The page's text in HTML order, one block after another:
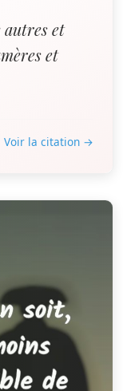
autres et
et
Voir la citation →